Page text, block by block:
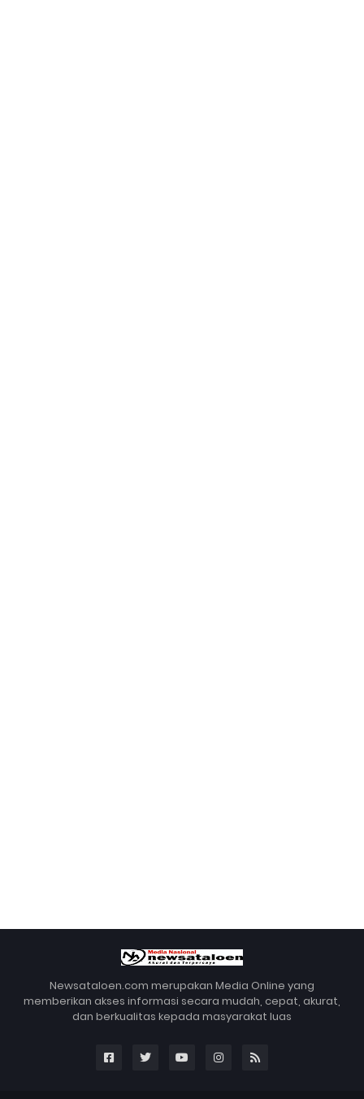
Newsataloen.com merupakan Media Online yang
memberikan akses informasi secara mudah, cepat, akurat,
dan berkualitas kepada masyarakat luas